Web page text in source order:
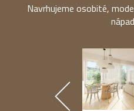
Navrhujeme osobité,